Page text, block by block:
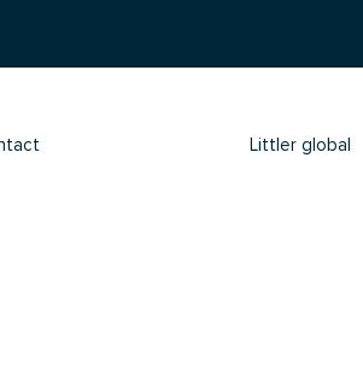
Littler global